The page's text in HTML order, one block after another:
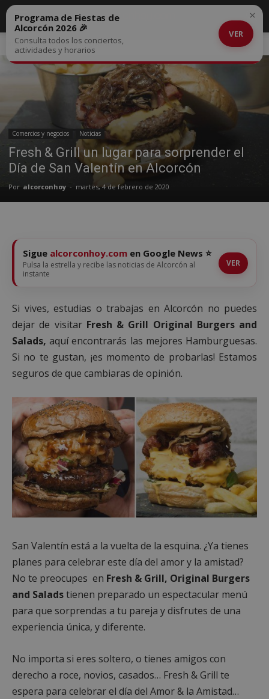
Inicio Comercios y negocios
Comercios y negocios Noticias
Fresh & Grill un lugar para sorprender el
Día de San Valentín en Alcorcón
Por alcorconhoy - martes, 4 de febrero de 2020
Programa de Fiestas de
Alcorcón 2026 🎉
Consulta todos los conciertos,
actividades y horarios
VER
×
Sigue alcorconhoy.com en Google News ⭐
Pulsa la estrella y recibe las noticias de Alcorcón al
instante
VER
Si vives, estudias o trabajas en Alcorcón no puedes
dejar de visitar Fresh & Grill Original Burgers and
Salads, aquí encontrarás las mejores Hamburguesas.
Si no te gustan, ¡es momento de probarlas! Estamos
seguros de que cambiaras de opinión.
San Valentín está a la vuelta de la esquina. ¿Ya tienes
planes para celebrar este día del amor y la amistad?
No te preocupes en Fresh & Grill, Original Burgers
and Saladstienen preparado un espectacular menú
para que sorprendas a tu pareja y disfrutes de una
experiencia única, y diferente.
No importa si eres soltero, o tienes amigos con
derecho a roce, novios, casados… Fresh & Grill te
espera para celebrar el día del Amor & la Amistad…